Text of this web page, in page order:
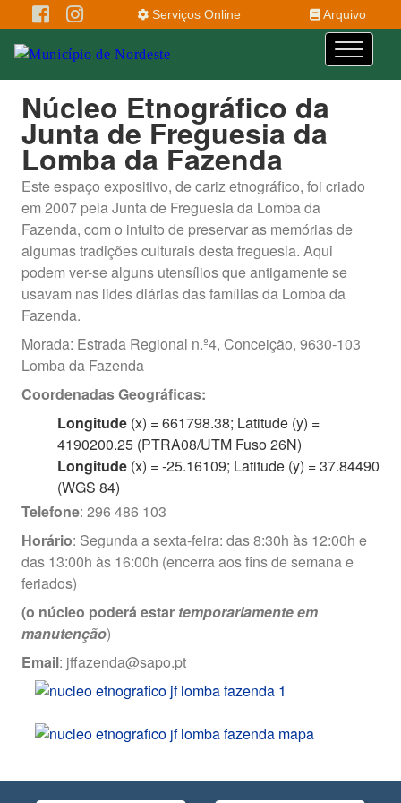
Serviços Online Arquivo
Núcleo Etnográfico da
Junta de Freguesia da
Lomba da Fazenda
Este espaço expositivo, de cariz etnográfico, foi criado
em 2007 pela Junta de Freguesia da Lomba da
Fazenda, com o intuito de preservar as memórias de
algumas tradições culturais desta freguesia. Aqui
podem ver-se alguns utensílios que antigamente se
usavam nas lides diárias das famílias da Lomba da
Fazenda.
Morada: Estrada Regional n.º4, Conceição, 9630-103
Lomba da Fazenda
Coordenadas Geográficas:
Longitude (x) = 661798.38; Latitude (y) =
4190200.25 (PTRA08/UTM Fuso 26N)
Longitude (x) = -25.16109; Latitude (y) = 37.84490
(WGS 84)
Telefone: 296 486 103
Horário: Segunda a sexta-feira: das 8:30h às 12:00h e
das 13:00h às 16:00h (encerra aos fins de semana e
feriados)
(o núcleo poderá estar temporariamente em
manutenção)
Email: jffazenda@sapo.pt